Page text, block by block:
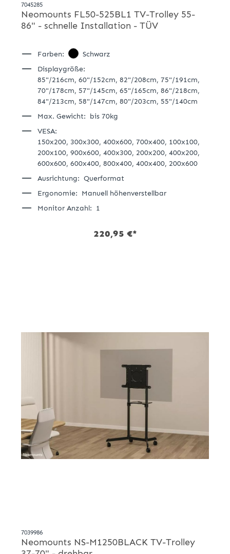
7045285
Neomounts FL50-525BL1 TV-Trolley 55-
86" - schnelle Installation - TÜV
Farben:
Schwarz
Displaygröße:
85"/216cm, 60"/152cm, 82"/208cm, 75"/191cm,
70"/178cm, 57"/145cm, 65"/165cm, 86"/218cm,
84"/213cm, 58"/147cm, 80"/203cm, 55"/140cm
Max. Gewicht: bis 70kg
VESA:
150x200, 300x300, 400x600, 700x400, 100x100,
200x100, 900x600, 400x300, 200x200, 400x200,
600x600, 600x400, 800x400, 400x400, 200x600
Ausrichtung: Querformat
Ergonomie: Manuell höhenverstellbar
Monitor Anzahl: 1
220,95 €*
7039986
Neomounts NS-M1250BLACK TV-Trolley